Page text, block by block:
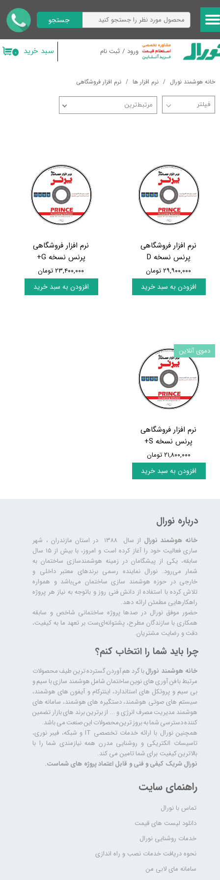
ورود / ثبت نام
حساب کاربری من
تغییر گذر واژه
خروج از حساب کاربری
جستجو
۰ سبد خرید
خانه هوشمند نورال نرم افزار ها نرم افزار فروشگاهی
مرتبط‌ترین
نرم افزار فروشگاهی
پرنس نسخه D
۲۹,۹۰۰,۰۰۰ تومان
افزودن به سبد خرید
نرم افزار فروشگاهی
پرنس نسخه G+
۲۳,۴۰۰,۰۰۰ تومان
افزودن به سبد خرید
نرم افزار فروشگاهی
پرنس نسخه S+
۲۱,۸۰۰,۰۰۰ تومان
افزودن به سبد خرید
دموی آنلاین
درباره نورال
خانه هوشمند نورال
از سال ۱۳۸۸ در استان مازندران ، شهر
ساری فعالیت خود را آغاز کرده است و امروز، با بیش از ۱۵ سال
سابقه، یکی از پیشگامان در زمینه هوشمندسازی ساختمان به
شمار می‌رود. نورال نماینده رسمی برندهای معتبر داخلی و
خارجی در حوزه هوشمند سازی ساختمان می‌باشد و همواره
تلاش کرده با استفاده از دانش فنی روز و باتوجه به نیاز هر پروژه
راهکارهایی مطمئن ارائه دهد.
حضور موفق نورال در صدها پروژه‌ ساختمانی شاخص و سابقه
همکاری با سازندگان مطرح، پشتوانه‌ای‌ست بر تعهد ما به کیفیت،
دقت و رضایت مشتریان.
راهنمای سایت
تماس با نورال
دانلود لیست های قیمت
خدمات روشنایی نورال
نحوه دریافت خدمات نصب و راه اندازی
سامانه مای لابی من
چرا باید شما را انتخاب کنم؟
خانه هوشمند نورالبا گرد هم آوردن گسترده ترین طیف محصولات
مرتبط با فن آوری های نوین ساختمان شامل هوشمند سازی با سیم و
بی سیم و پروتکل های استاندارد، اینترکام و آیفون های هوشمند،
سیستم های صوتی هوشمند، دستگیره های هوشمند، سامانه های
هوشمند مدیریت مصرف انرژی و ... از برترین برند های بازار تضمین
کننده دسترسی شما به بروز ترین محصولات این صنعت می باشد.
همچنین نورال با ارائه خدمات تخصصی IT و شبکه، فیبر نوری،
تاسیسات الکتریکی و روشنایی مدرن همه نیازمندی شما را با
بالاترین کیفیت برای شما تامین می کند.
نورال شریک کیفی و فنی و قابل اعتماد پروژه های شماست.